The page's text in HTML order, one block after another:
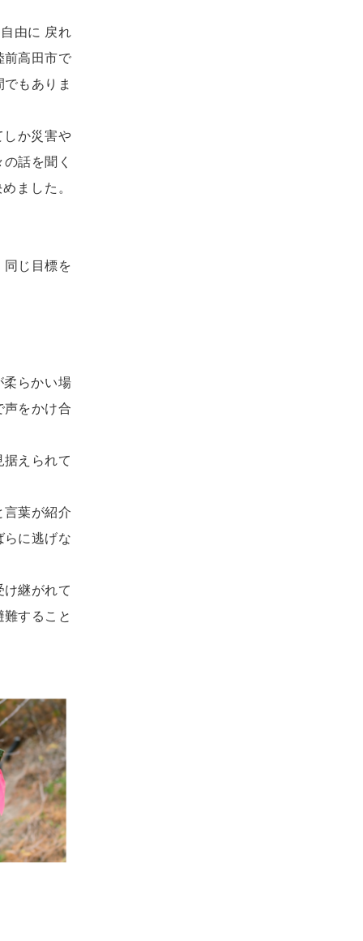
由に 戻れ
前高田市で
もありま
しか災害や
話を聞く
ました。
同じ目標を
柔らかい場
をかけ合
えられて
言葉が紹介
らに逃げな
継がれて
すること